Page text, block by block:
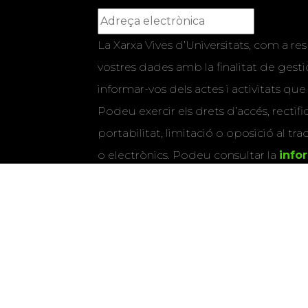
La Xarxa Vives d’Universitats, com a
vostres dades amb la finalitat de
informar-vos dels actes i activitats que
Podeu exercir els drets d’accés,
portabilitat, limitació o oposició al
o electrònics. Podeu consultar la